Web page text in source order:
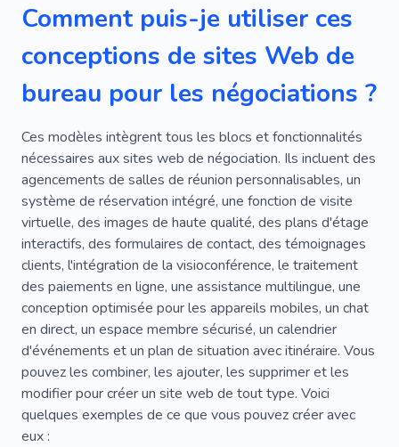
Spécialiste Du Renouvellement
Économie
Recherche D'investisseurs
Sites Pour Entreprises
Formation Du Personnel
Discipline
Centre De Bureaux
Conférence
Espace
Démarrer
Locaux En Location
Bureau Collectif
Coworking
Collègue
Locaux À Louer
Centre
Solution Numérique
Dynamique
Travail Rapide
Bureau De Style Loft
E-mail
Bureaux
Déménagement De Bureau
Bureau Ouvert
Comment puis-je utiliser ces
conceptions de sites Web de
bureau pour les négociations ?
Ces modèles intègrent tous les blocs et fonctionnalités
nécessaires aux sites web de négociation. Ils incluent des
agencements de salles de réunion personnalisables, un
système de réservation intégré, une fonction de visite
virtuelle, des images de haute qualité, des plans d'étage
interactifs, des formulaires de contact, des témoignages
clients, l'intégration de la visioconférence, le traitement
des paiements en ligne, une assistance multilingue, une
conception optimisée pour les appareils mobiles, un chat
en direct, un espace membre sécurisé, un calendrier
d'événements et un plan de situation avec itinéraire. Vous
pouvez les combiner, les ajouter, les supprimer et les
modifier pour créer un site web de tout type. Voici
quelques exemples de ce que vous pouvez créer avec
eux :